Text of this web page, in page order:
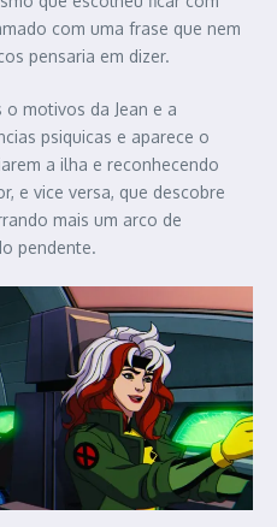
com uma frase que nem
pensaria em dizer.
motivos da Jean e a
psiquicas e aparece o
a ilha e reconhecendo
e vice versa, que descobre
mais um arco de
pendente.